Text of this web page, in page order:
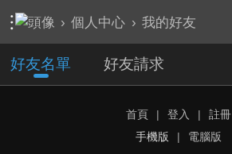
› 個人中心 › 我的好友
好友名單 好友請求
首頁 | 登入 |
註冊
手機版
| 電腦版